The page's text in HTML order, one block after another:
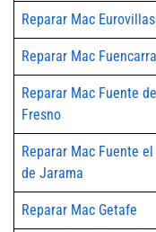
Reparar Mac Eurovillas
Reparar Mac
Reparar Mac Fuente
Fresno
Reparar Mac Fuente el
de Jarama
Reparar Mac Getafe